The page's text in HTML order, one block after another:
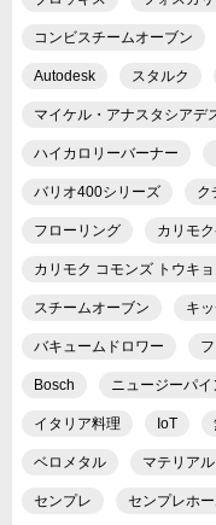
コンビスチームオーブン
Autodesk スタルク
マイケル・アナスタシアデ
ハイカロリーバーナー
バリオ400シリーズ ク
フローリング カリモ
カリモク コモンズ トウキ
スチームオーブン キ
バキュームドロワー
Bosch ニュージーパイ
イタリア料理 IoT
ベロメタル マテリア
センプレ センプレホ